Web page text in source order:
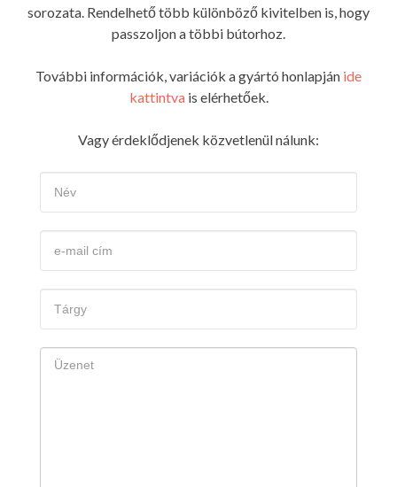
sorozata. Rendelhető több különböző kivitelben is, hogy
passzoljon a többi bútorhoz.
További információk, variációk a gyártó honlapján ide
kattintvais elérhetőek.
Vagy érdeklődjenek közvetlenül nálunk: